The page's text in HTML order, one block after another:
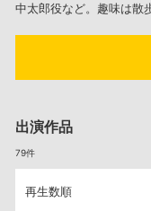
中太郎役など。趣味は散
出演作品
79件